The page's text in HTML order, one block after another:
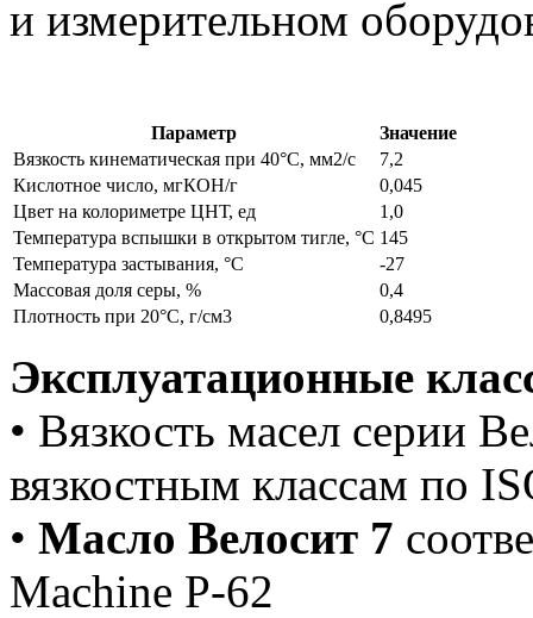
и измерительном
Параметр
Значение
Вязкость кинематическая при 40°С, мм2/с
7,2
Кислотное число, мгКОН/г
0,045
Цвет на колориметре ЦНТ, ед
1,0
Температура вспышки в открытом тигле, °С 145
Температура застывания, °С
-27
Массовая доля серы, %
0,4
Плотность при 20°С, г/см3
0,8495
Эксплуатационные
• Вязкость масел серии
вязкостным классам по
• Масло Велосит 7
Machine P-62